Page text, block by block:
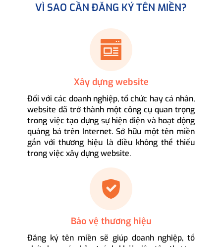
VÌ SAO CẦN ĐĂNG KÝ TÊN MIỀN?
Xây dựng website
Đối với các doanh nghiệp, tổ chức hay cá nhân,
website đã trở thành một công cụ quan trọng
trong việc tạo dựng sự hiện diện và hoạt động
quảng bá trên Internet. Sở hữu một tên miền
gắn với thương hiệu là điều không thể thiếu
trong việc xây dựng website.
Bảo vệ thương hiệu
Đăng ký tên miền sẽ giúp doanh nghiệp, tổ